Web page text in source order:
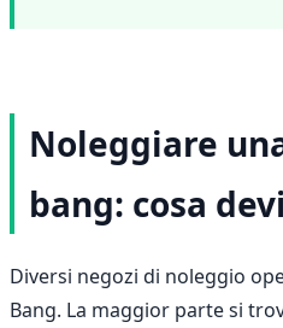
Noleggiare
bang: cosa
Diversi negozi di noleggio
Bang. La maggior parte si